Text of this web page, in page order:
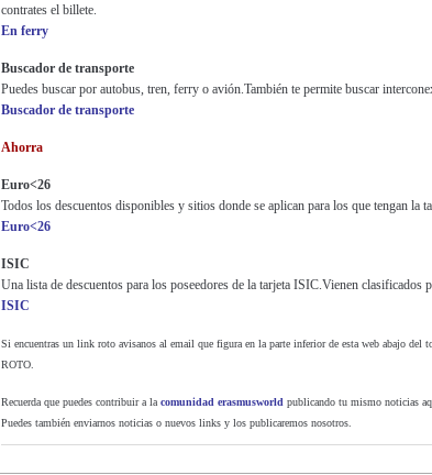
contrates el billete.
En ferry
Buscador de transporte
Puedes buscar por autobus, tren, ferry o avión.También te permite buscar
Buscador de transporte
Ahorra
Euro<26
Todos los descuentos disponibles y sitios donde se aplican para los que tengan la
Euro<26
ISIC
Una lista de descuentos para los poseedores de la tarjeta ISIC.Vienen clasificados
ISIC
Si encuentras un link roto avisanos al email que figura en la parte inferior de esta web abajo
ROTO.
Recuerda que puedes contribuir a la comunidad erasmusworld publicando tu mismo noticias
Puedes también enviarnos noticias o nuevos links y los publicaremos nosotros.